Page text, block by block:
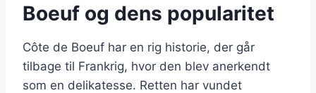
Boeuf og dens popularitet
Côte de Boeuf har en rig historie, der går
tilbage til Frankrig, hvor den blev anerkendt
som en delikatesse. Retten har vundet